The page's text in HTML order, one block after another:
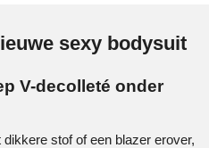
sexy bodysuit
V-decolleté onder
stof of een blazer erover,